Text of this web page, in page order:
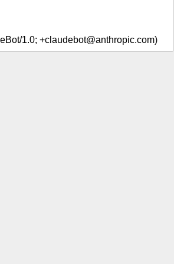
1.0; +claudebot@anthropic.com)